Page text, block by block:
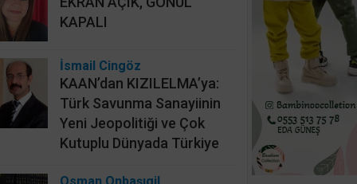
KAPALI
İsmail Cingöz
KAAN’dan KIZILELMA’ya:
Türk Savunma Sanayiinin
Yeni Jeopolitiği ve Çok
Kutuplu Dünyada Türkiye